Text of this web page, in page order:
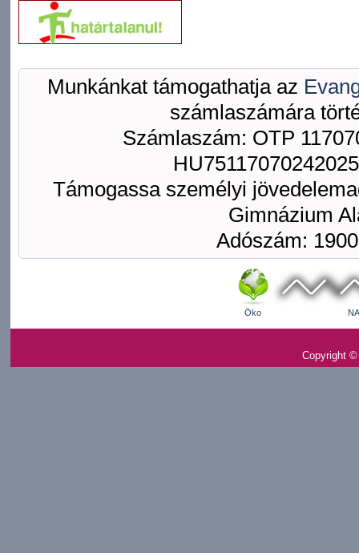
Munkánkat támogathatja az
számlaszámára
Számlaszám: OTP
Támogassa személyi
Gimnázium
Adószám:
Öko
Copyright